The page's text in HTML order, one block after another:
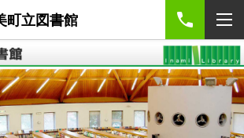
町立図書館